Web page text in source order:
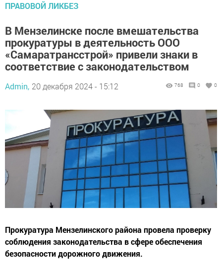
ПРАВОВОЙ ЛИКБЕЗ
В Мензелинске после вмешательства
прокуратуры в деятельность ООО
«Самаратрансстрой» привели знаки в
соответствие с законодательством
Admin, 20 декабря 2024 - 15:12 768 0 0
Прокуратура Мензелинского района провела проверку
соблюдения законодательства в сфере обеспечения
безопасности дорожного движения.